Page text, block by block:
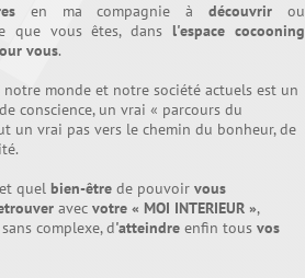
en ma compagnie àdécouvrir ou
que vous êtes, dans l'espace cocooning
vous.
notre monde et notre société actuels est un
conscience, un vrai « parcours du
un vrai pas vers le chemin du bonheur, de
quel bien-être de pouvoir vous
avec votre « MOI INTERIEUR »,
complexe, d'atteindre enfin tous vos